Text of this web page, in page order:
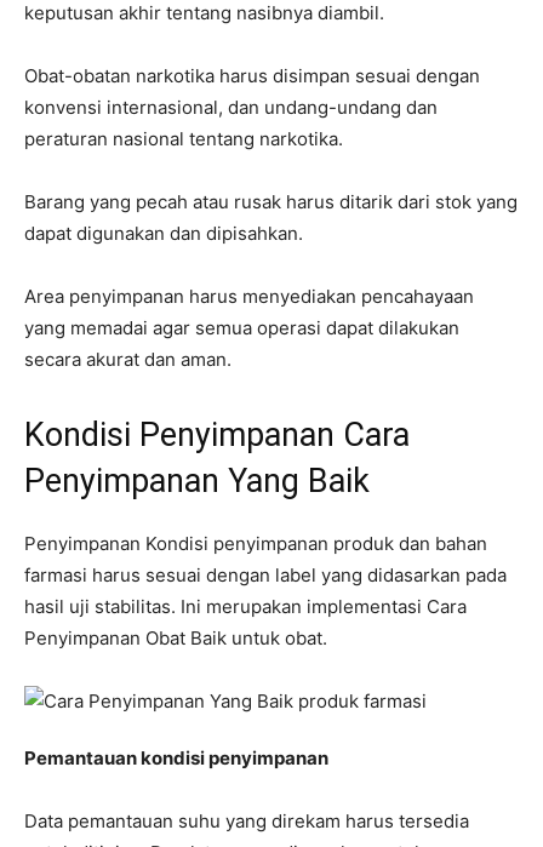
keputusan akhir tentang nasibnya diambil.
Obat-obatan narkotika harus disimpan sesuai dengan
konvensi internasional, dan undang-undang dan
peraturan nasional tentang narkotika.
Barang yang pecah atau rusak harus ditarik dari stok yang
dapat digunakan dan dipisahkan.
Area penyimpanan harus menyediakan pencahayaan
yang memadai agar semua operasi dapat dilakukan
secara akurat dan aman.
Kondisi Penyimpanan Cara
Penyimpanan Yang Baik
Penyimpanan Kondisi penyimpanan produk dan bahan
farmasi harus sesuai dengan label yang didasarkan pada
hasil uji stabilitas. Ini merupakan implementasi Cara
Penyimpanan Obat Baik untuk obat.
Pemantauan kondisi penyimpanan
Data pemantauan suhu yang direkam harus tersedia